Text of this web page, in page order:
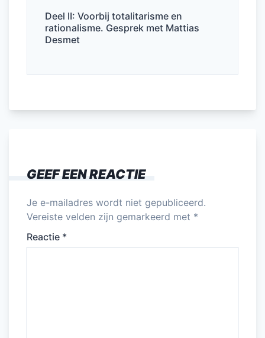
Deel II: Voorbij totalitarisme en
rationalisme. Gesprek met Mattias
Desmet
GEEF EEN REACTIE
Je e-mailadres wordt niet gepubliceerd.
Vereiste velden zijn gemarkeerd met *
Reactie *